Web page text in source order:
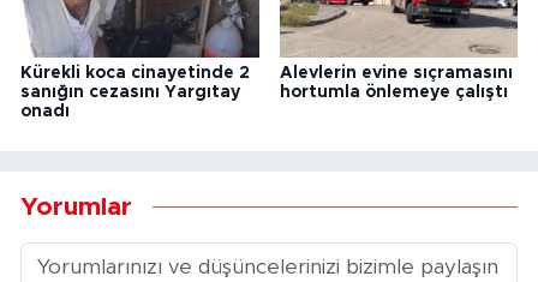
Kürekli koca cinayetinde 2
sanığın cezasını Yargıtay
onadı
Alevlerin evine sıçramasını
hortumla önlemeye çalıştı
Yorumlar